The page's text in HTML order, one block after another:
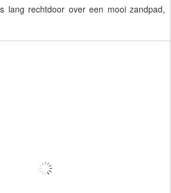
lang rechtdoor over een mooi zandpad,